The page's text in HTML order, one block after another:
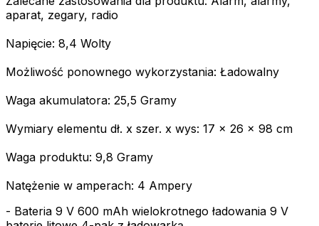
aparat, zegary, radio
Napięcie: 8,4 Wolty
Możliwość ponownego wykorzystania: Ładowalny
Waga akumulatora: 25,5 Gramy
Wymiary elementu dł. x szer. x wys: 17 x 26 x 98 cm
Waga produktu: 9,8 Gramy
Natężenie w amperach: 4 Ampery
- Bateria 9 V 600 mAh wielokrotnego ładowania 9 V